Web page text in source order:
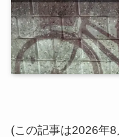
(この記事は2026年